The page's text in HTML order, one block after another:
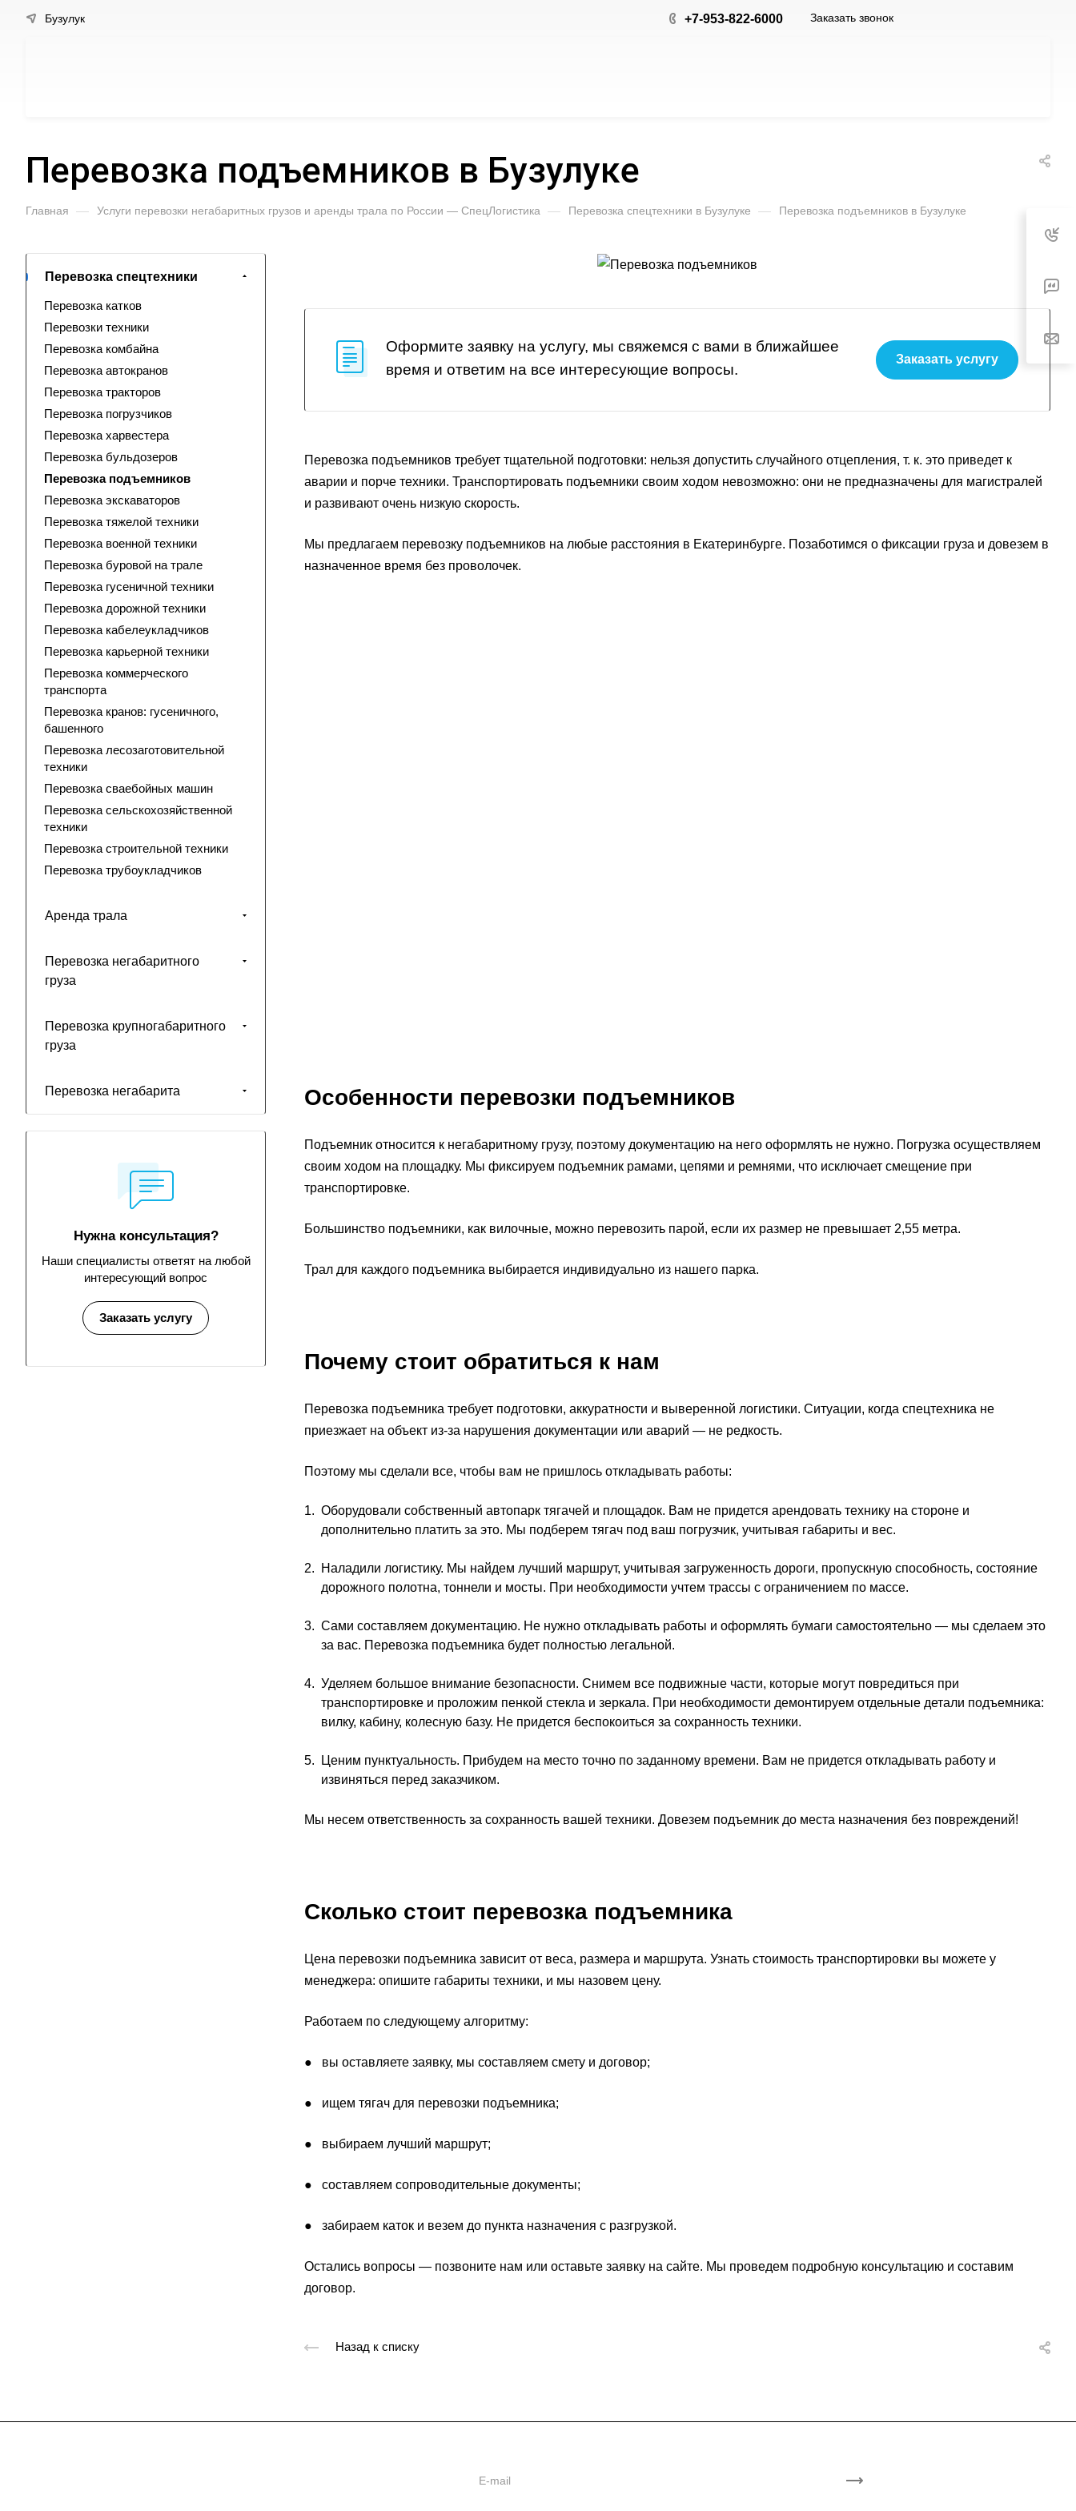
Бузулук +7-953-822-6000 Заказать звонок
Перевозка подъемников в Бузулуке
Главная — Услуги перевозки негабаритных грузов и аренды трала по России — СпецЛогистика — Перевозка спецтехники в Бузулуке — Перевозка подъемников в Бузулуке
Оформите заявку на услугу, мы свяжемся с вами в ближайшее
время и ответим на все интересующие вопросы.
Заказать услугу
Перевозка подъемников требует тщательной подготовки: нельзя допустить случайного отцепления, т. к. это приведет к
аварии и порче техники. Транспортировать подъемники своим ходом невозможно: они не предназначены для магистралей
и развивают очень низкую скорость.
Мы предлагаем перевозку подъемников на любые расстояния в Екатеринбурге. Позаботимся о фиксации груза и довезем в
назначенное время без проволочек.
Особенности перевозки подъемников
Подъемник относится к негабаритному грузу, поэтому документацию на него оформлять не нужно. Погрузка осуществляем
своим ходом на площадку. Мы фиксируем подъемник рамами, цепями и ремнями, что исключает смещение при
транспортировке.
Большинство подъемники, как вилочные, можно перевозить парой, если их размер не превышает 2,55 метра.
Трал для каждого подъемника выбирается индивидуально из нашего парка.
Почему стоит обратиться к нам
Перевозка подъемника требует подготовки, аккуратности и выверенной логистики. Ситуации, когда спецтехника не
приезжает на объект из-за нарушения документации или аварий — не редкость.
Поэтому мы сделали все, чтобы вам не пришлось откладывать работы:
Оборудовали собственный автопарк тягачей и площадок. Вам не придется арендовать технику на стороне и
дополнительно платить за это. Мы подберем тягач под ваш погрузчик, учитывая габариты и вес.
Наладили логистику. Мы найдем лучший маршрут, учитывая загруженность дороги, пропускную способность, состояние
дорожного полотна, тоннели и мосты. При необходимости учтем трассы с ограничением по массе.
Сами составляем документацию. Не нужно откладывать работы и оформлять бумаги самостоятельно — мы сделаем это
за вас. Перевозка подъемника будет полностью легальной.
Уделяем большое внимание безопасности. Снимем все подвижные части, которые могут повредиться при
транспортировке и проложим пенкой стекла и зеркала. При необходимости демонтируем отдельные детали подъемника:
вилку, кабину, колесную базу. Не придется беспокоиться за сохранность техники.
Ценим пунктуальность. Прибудем на место точно по заданному времени. Вам не придется откладывать работу и
извиняться перед заказчиком.
Мы несем ответственность за сохранность вашей техники. Довезем подъемник до места назначения без повреждений!
Сколько стоит перевозка подъемника
Цена перевозки подъемника зависит от веса, размера и маршрута. Узнать стоимость транспортировки вы можете у
менеджера: опишите габариты техники, и мы назовем цену.
Работаем по следующему алгоритму:
● вы оставляете заявку, мы составляем смету и договор;
● ищем тягач для перевозки подъемника;
● выбираем лучший маршрут;
● составляем сопроводительные документы;
● забираем каток и везем до пункта назначения с разгрузкой.
Остались вопросы — позвоните нам или оставьте заявку на сайте. Мы проведем подробную консультацию и составим
договор.
Назад к списку
Перевозка спецтехники
Перевозка катков
Перевозки техники
Перевозка комбайна
Перевозка автокранов
Перевозка тракторов
Перевозка погрузчиков
Перевозка харвестера
Перевозка бульдозеров
Перевозка подъемников
Перевозка экскаваторов
Перевозка тяжелой техники
Перевозка военной техники
Перевозка буровой на трале
Перевозка гусеничной техники
Перевозка дорожной техники
Перевозка кабелеукладчиков
Перевозка карьерной техники
Перевозка коммерческого
транспорта
Перевозка кранов: гусеничного,
башенного
Перевозка лесозаготовительной
техники
Перевозка сваебойных машин
Перевозка сельскохозяйственной
техники
Перевозка строительной техники
Перевозка трубоукладчиков
Аренда трала
Перевозка негабаритного
груза
Перевозка крупногабаритного
груза
Перевозка негабарита
Нужна консультация?
Наши специалисты ответят на любой
интересующий вопрос
Заказать услугу